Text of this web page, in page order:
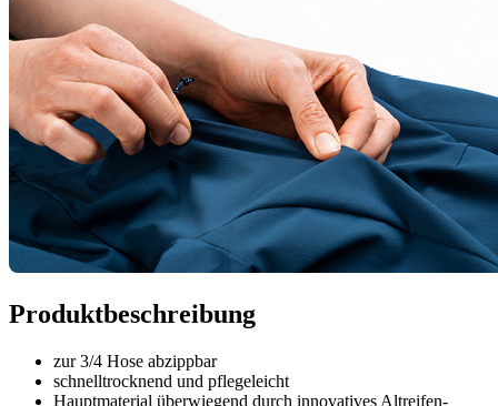
Produktbeschreibung
zur 3/4 Hose abzippbar
schnelltrocknend und pflegeleicht
Hauptmaterial überwiegend durch innovatives Altreifen-